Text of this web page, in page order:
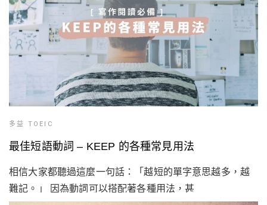
多益 TOEIC
最佳短語動詞 – KEEP 的各種常見用法
相信大家都聽過這麼一句話：「越短的單字意思越多，越
難記。」 因為動詞可以搭配著各種用法，甚